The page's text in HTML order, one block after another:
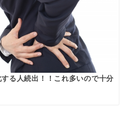
る人続出！！これ多いので十分